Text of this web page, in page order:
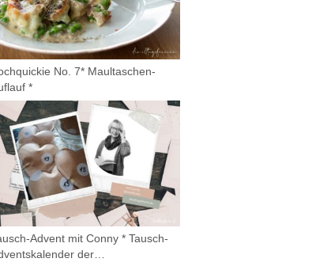
No. 7* Maultaschen-
*
Advent mit Conny * Tausch-
der…